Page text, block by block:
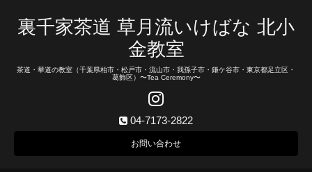
裏千家茶道 草月流いけばな 北小
金教室
茶道・華道の教室（千葉県柏市・松戸市・流山市・我孫子市・鎌ケ谷市・東京都足立区・
葛飾区）〜Tea Ceremony〜
04-7173-2822
お問い合わせ